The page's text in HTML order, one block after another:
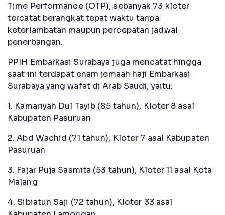
Time Performance (OTP), sebanyak 73 kloter
tercatat berangkat tepat waktu tanpa
keterlambatan maupun percepatan jadwal
penerbangan.
PPIH Embarkasi Surabaya juga mencatat hingga
saat ini terdapat enam jemaah haji Embarkasi
Surabaya yang wafat di Arab Saudi, yaitu:
1. Kamariyah Dul Tayib (85 tahun), Kloter 8 asal
Kabupaten Pasuruan
2. Abd Wachid (71 tahun), Kloter 7 asal Kabupaten
Pasuruan
3. Fajar Puja Sasmita (53 tahun), Kloter 11 asal Kota
Malang
4. Sibiatun Saji (72 tahun), Kloter 33 asal